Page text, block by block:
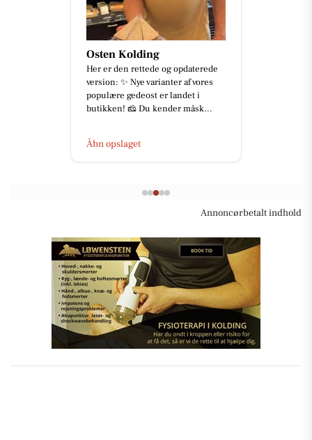
Osten Kolding
Her er den rettede og opdaterede
version: ✨ Nye varianter af vores
populære gedeost er landet i
butikken! 🧀 Du kender måsk...
Åbn opslaget
Annoncørbetalt indhold